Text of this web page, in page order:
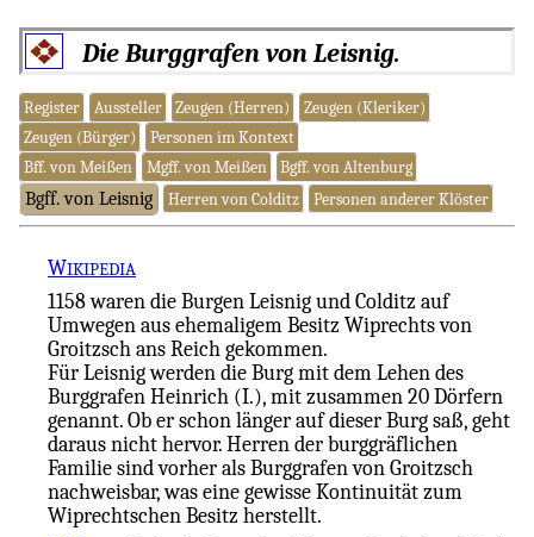
Die Burggrafen von Leisnig.
Register Aussteller Zeugen (Herren)
Zeugen (Kleriker)
Zeugen (Bürger)
Personen im Kontext
Bff. von Meißen
Mgff. von Meißen Bgff. von Altenburg
Bgff. von Leisnig Herren von Colditz Personen anderer Klöster
WIKIPEDIA
1158 waren die Burgen Leisnig und Colditz auf
Umwegen aus ehemaligem Besitz Wiprechts von
Groitzsch ans Reich gekommen.
Für Leisnig werden die Burg mit dem Lehen des
Burggrafen Heinrich (I.), mit zusammen 20 Dörfern
genannt. Ob er schon länger auf dieser Burg saß, geht
daraus nicht hervor. Herren der burggräflichen
Familie sind vorher als Burggrafen von Groitzsch
nachweisbar, was eine gewisse Kontinuität zum
Wiprechtschen Besitz herstellt.